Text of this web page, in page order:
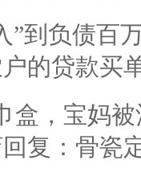
”到负债百
的贷款买
盒，宝妈
复：骨瓷